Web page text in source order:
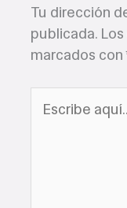
Tu dirección
publicada.
marcados con
aquí...